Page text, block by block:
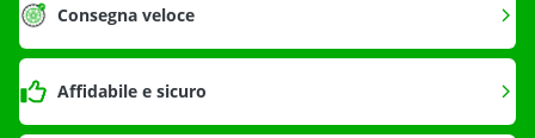
Consegna veloce
Affidabile e sicuro